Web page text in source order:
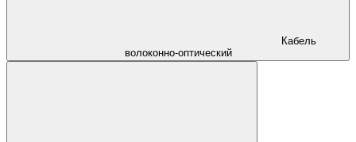
Кабель
волоконно-оптический